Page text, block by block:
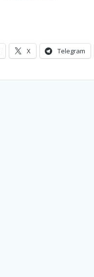
X Telegram